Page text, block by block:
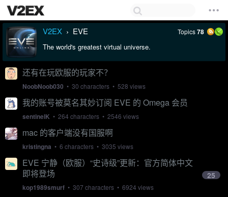
V2EX › EVE Topics78
The world's greatest virtual universe.
还有在玩欧服的玩家不？
NoobNoob030 • 30 characters • 528 views
我的账号被莫名其妙订阅 EVE 的 Omega 会员
sentinelK • 264 characters • 2546 views
mac 的客户端没有国服啊
kristingna • 6 characters • 3035 views
EVE 宁静（欧服）“史诗级”更新：官方简体中文
即将登场
kop1989smurf • 307 characters • 6924 views
25